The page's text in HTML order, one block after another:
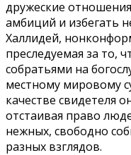
дружеские
амбиций и избегать
Халлидей,
преследуемая за то,
собратьями на
местному мировому
качестве свидетеля
отстаивая право
нежных, свободно
разных взглядов.